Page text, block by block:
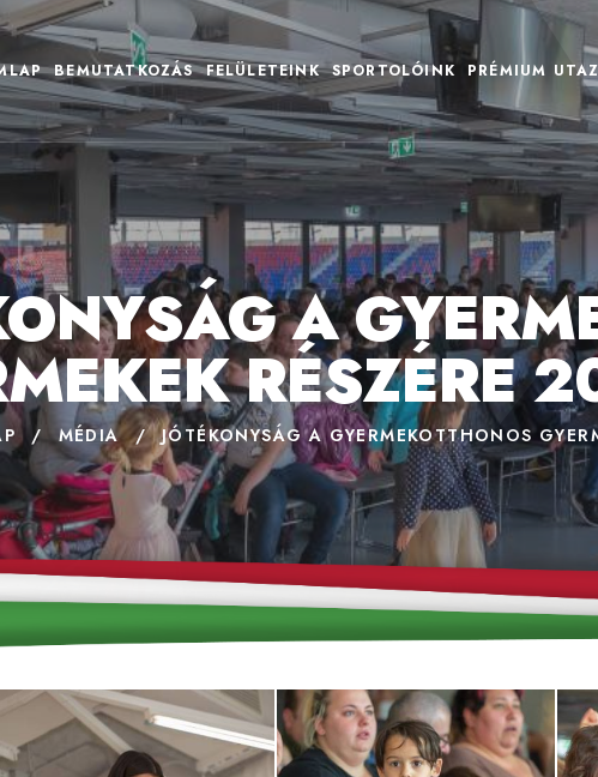
BEMUTATKOZÁS FELÜLETEINK SPORTOLÓINK PRÉMIUM
A
RÉSZÉRE
/ MÉDIA / JÓTÉKONYSÁG A GYERMEKOTTHONOS